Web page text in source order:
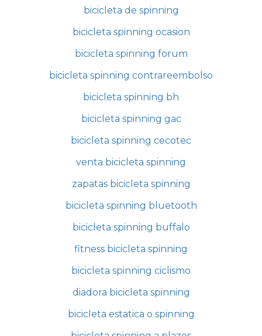
bicicleta de spinning
bicicleta spinning ocasion
bicicleta spinning forum
bicicleta spinning contrareembolso
bicicleta spinning bh
bicicleta spinning gac
bicicleta spinning cecotec
venta bicicleta spinning
zapatas bicicleta spinning
bicicleta spinning bluetooth
bicicleta spinning buffalo
fitness bicicleta spinning
bicicleta spinning ciclismo
diadora bicicleta spinning
bicicleta estatica o spinning